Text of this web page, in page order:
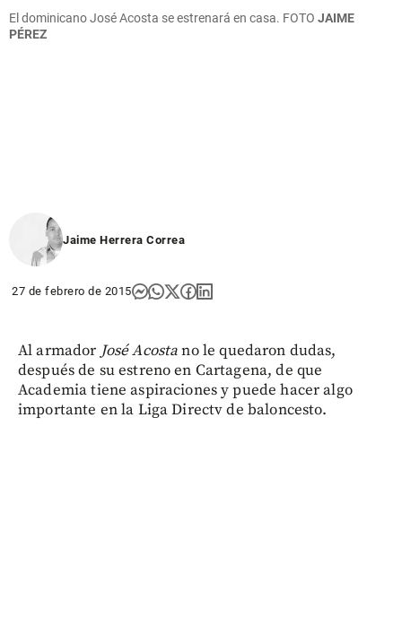
El dominicano José Acosta se estrenará en casa. FOTO JAIME
PÉREZ
Jaime Herrera Correa
27 de febrero de 2015
Al armador José Acostano le quedaron dudas,
después de su estreno en Cartagena, de que
Academia tiene aspiraciones y puede hacer algo
importante en la Liga Directv de baloncesto.